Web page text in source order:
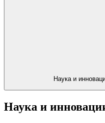
Наука и
Наука и